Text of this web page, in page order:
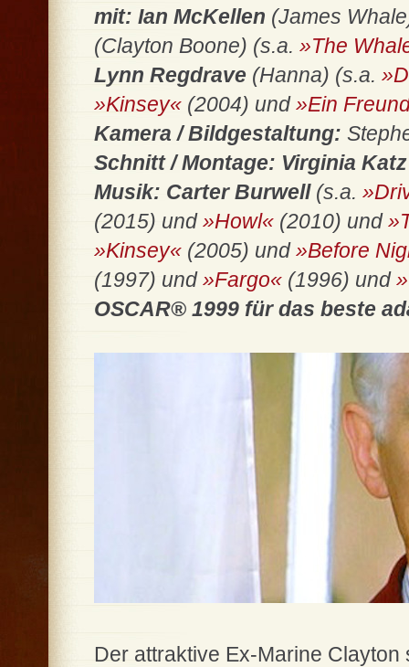
mit: Ian McKellen (James
(Clayton Boone) (s.a. »The
Lynn Regdrave (Hanna) (s.a.
»Kinsey« (2004) und»Ein
Kamera / Bildgestaltung:
Schnitt / Montage: Virginia
Musik: Carter Burwell (s.a.
(2015) und»Howl« (2010) und
»Kinsey« (2005) und»Before
(1997) und»Fargo« (1996) und
OSCAR® 1999 für das beste
Der attraktive Ex-Marine